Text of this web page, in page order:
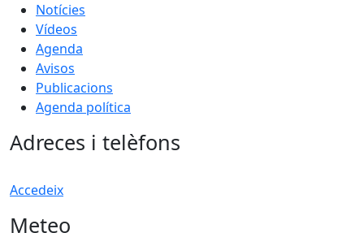
Notícies
Vídeos
Agenda
Avisos
Publicacions
Agenda política
Adreces i telèfons
Accedeix
Meteo